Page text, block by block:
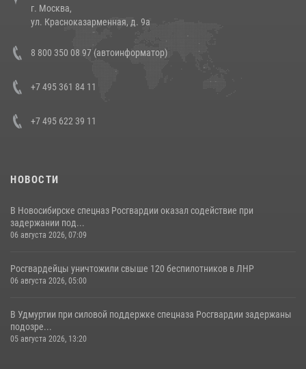
14 июля 2026, 12:20
В Росгвардии прошла военно-научная конференция по обобщению
боевого опыта
г. Москва,
ул. Красноказарменная, д. 9а
8 800 350 08 97 (автоинформатор)
+7 495 361 84 11
+7 495 622 39 11
НОВОСТИ
В Новосибирске спецназ Росгвардии оказал содействие при
задержании под...
06 августа 2026, 07:09
Росгвардейцы уничтожили свыше 120 беспилотников в ЛНР
06 августа 2026, 05:00
В Удмуртии при силовой поддержке спецназа Росгвардии задержаны
подозре...
05 августа 2026, 13:20